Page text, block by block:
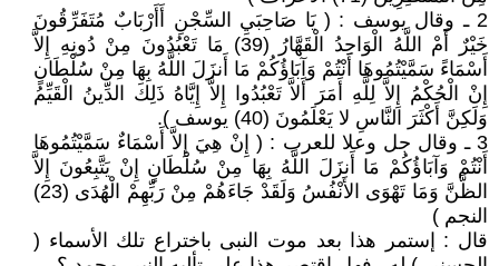
2 ـ وقال يوسف : ( يَا صَاحِبَيِ السِّجْنِ أَأَرْبَابٌ مُتَفَرِّقُونَ
خَيْرٌ أَمْ اللَّهُ الْوَاحِدُ الْقَهَّارُ (39) مَا تَعْبُدُونَ مِنْ دُونِهِ إِلاَّ
أَسْمَاءً سَمَّيْتُمُوهَا أَنْتُمْ وَآبَاؤُكُمْ مَا أَنزَلَ اللَّهُ بِهَا مِنْ سُلْطَانٍ
إِنْ الْحُكْمُ إِلاَّ لِلَّهِ أَمَرَ أَلاَّ تَعْبُدُوا إِلاَّ إِيَّاهُ ذَلِكَ الدِّينُ الْقَيِّمُ
وَلَكِنَّ أَكْثَرَ النَّاسِ لا يَعْلَمُونَ (40) يوسف ).
3 ـ وقال جل وعلا للعرب : ( إِنْ هِيَ إِلاَّ أَسْمَاءٌ سَمَّيْتُمُوهَا
أَنْتُمْ وَآبَاؤُكُمْ مَا أَنزَلَ اللَّهُ بِهَا مِنْ سُلْطَانٍ إِنْ يَتَّبِعُونَ إِلاَّ
الظَّنَّ وَمَا تَهْوَى الأَنْفُسُ وَلَقَدْ جَاءَهُمْ مِنْ رَبِّهِمْ الْهُدَى (23)
النجم )
قال : إستمر هذا بعد موت النبى باختراع تلك الأسماء (